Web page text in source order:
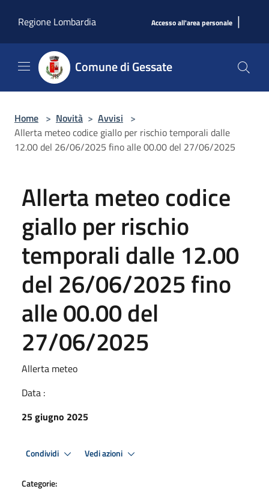
Regione Lombardia
Accesso all'area personale |
Comune di Gessate
Home > Novità > Avvisi >
Allerta meteo codice giallo per rischio temporali dalle
12.00 del 26/06/2025 fino alle 00.00 del 27/06/2025
Allerta meteo codice
giallo per rischio
temporali dalle 12.00
del 26/06/2025 fino
alle 00.00 del
27/06/2025
Allerta meteo
Data :
25 giugno 2025
Condividi Vedi azioni
Categorie: